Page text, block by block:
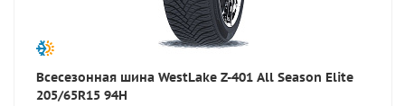
Всесезонная шина WestLake Z-401 All Season Elite
205/65R15 94H